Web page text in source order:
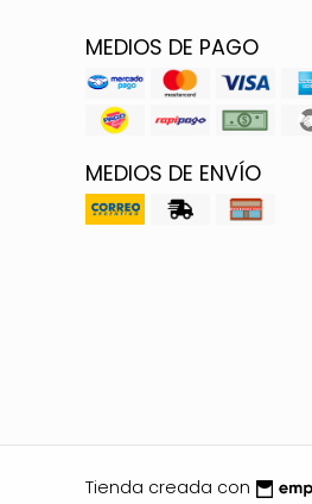
MEDIOS DE PAGO
MEDIOS DE ENVÍO
Tienda creada con